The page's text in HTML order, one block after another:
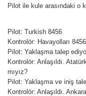
Pilot ile kule arasındaki o
Pilot: Turkish 8456
Kontrolör: Havayolları
Pilot: Yaklaşma talep
Kontrolör: Anlaşıldı.
mıyız?
Pilot: Yaklaşma ve iniş
Kontrolör: Anlaşıldı.